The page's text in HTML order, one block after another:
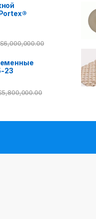
6,000,000.00
23
5,800,000.00